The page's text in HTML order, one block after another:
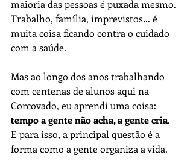
maioria das pessoas é puxada mesmo.
Trabalho, família, imprevistos… é
muita coisa ficando contra o cuidado
com a saúde.
Mas ao longo dos anos trabalhando
com centenas de alunos aqui na
Corcovado, eu aprendi uma coisa:
tempo a gente não acha, a gente cria.
E para isso, a principal questão é a
forma como a gente organiza a vida.